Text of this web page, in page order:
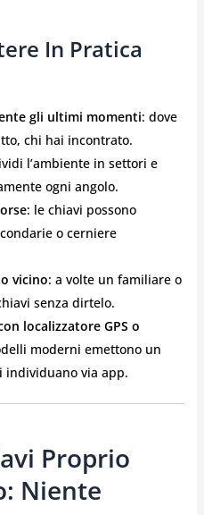
In Pratica
gli ultimi momenti: dove
chi hai incontrato.
l’ambiente in settori e
ogni angolo.
: le chiavi possono
o cerniere
vicino: a volte un familiare o
senza dirtelo.
localizzatore GPS o
moderni emettono un
individuano via app.
Proprio
Niente